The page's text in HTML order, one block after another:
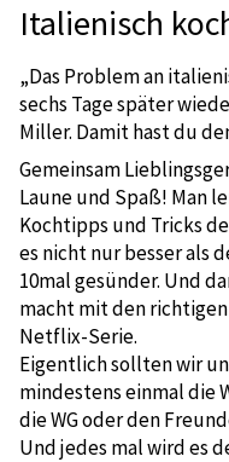
Italienisch
„Das Problem an
sechs Tage später
Miller. Damit hast du
Gemeinsam
Laune und Spaß! Man
Kochtipps und Tricks
es nicht nur besser als
10mal gesünder. Und
macht mit den
Netflix-Serie.
Eigentlich sollten wir
mindestens einmal die
die WG oder den
Und jedes mal wird es